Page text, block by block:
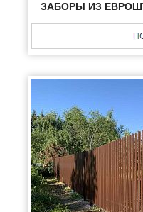
ЗАБОРЫ ИЗ